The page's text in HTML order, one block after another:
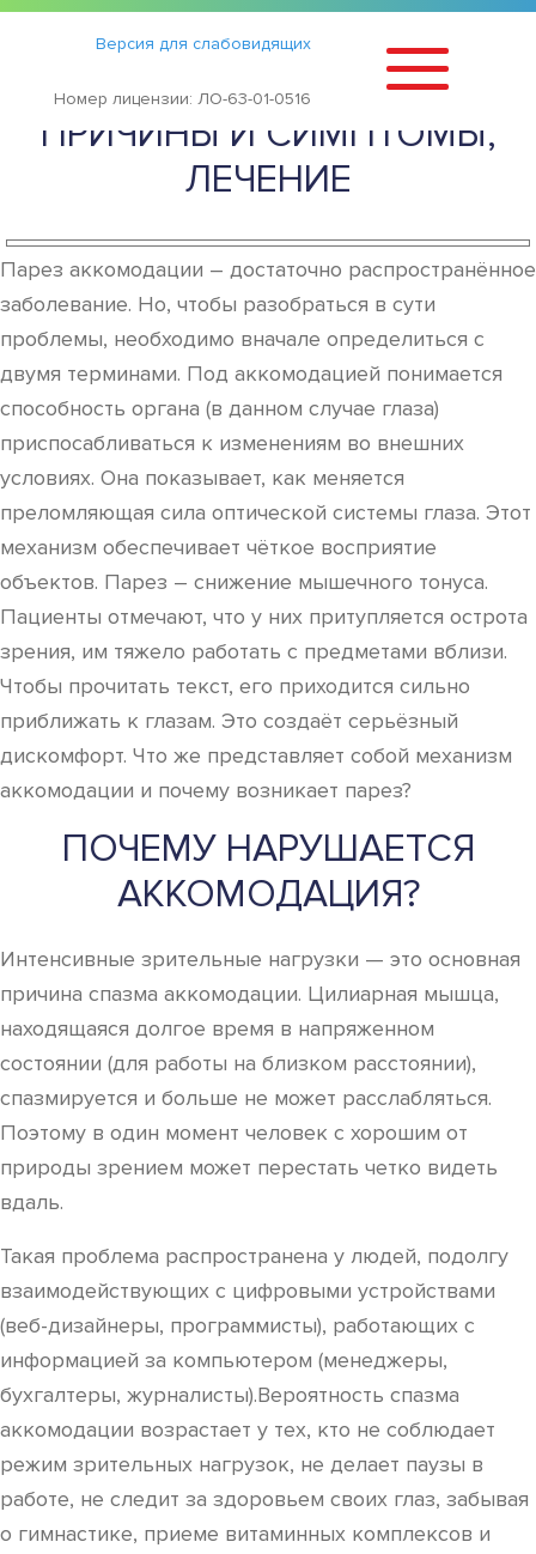
Версия для слабовидящих
Номер лицензии: ЛО-63-01-0516
Статьи ›
ПАРЕЗ АККОМОДАЦИИ —
ПРИЧИНЫ И СИМПТОМЫ,
ЛЕЧЕНИЕ
Парез аккомодации – достаточно распространённое
заболевание. Но, чтобы разобраться в сути
проблемы, необходимо вначале определиться с
двумя терминами. Под аккомодацией понимается
способность органа (в данном случае глаза)
приспосабливаться к изменениям во внешних
условиях. Она показывает, как меняется
преломляющая сила оптической системы глаза. Этот
механизм обеспечивает чёткое восприятие
объектов. Парез – снижение мышечного тонуса.
Пациенты отмечают, что у них притупляется острота
зрения, им тяжело работать с предметами вблизи.
Чтобы прочитать текст, его приходится сильно
приближать к глазам. Это создаёт серьёзный
дискомфорт. Что же представляет собой механизм
аккомодации и почему возникает парез?
ПОЧЕМУ НАРУШАЕТСЯ
АККОМОДАЦИЯ?
Интенсивные зрительные нагрузки — это основная
причина спазма аккомодации. Цилиарная мышца,
находящаяся долгое время в напряженном
состоянии (для работы на близком расстоянии),
спазмируется и больше не может расслабляться.
Поэтому в один момент человек с хорошим от
природы зрением может перестать четко видеть
вдаль.
Такая проблема распространена у людей, подолгу
взаимодействующих с цифровыми устройствами
(веб-дизайнеры, программисты), работающих с
информацией за компьютером (менеджеры,
бухгалтеры, журналисты).Вероятность спазма
аккомодации возрастает у тех, кто не соблюдает
режим зрительных нагрузок, не делает паузы в
работе, не следит за здоровьем своих глаз, забывая
о гимнастике, приеме витаминных комплексов и